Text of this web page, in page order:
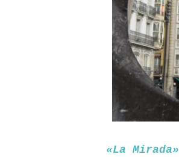
«La Mirada»